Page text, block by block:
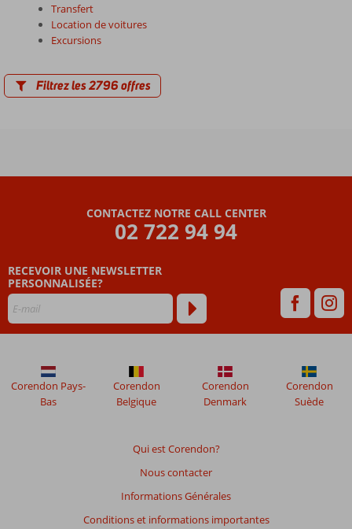
Transfert
Location de voitures
Excursions
Filtrez les 2796 offres
CONTACTEZ NOTRE CALL CENTER
02 722 94 94
RECEVOIR UNE NEWSLETTER
PERSONNALISÉE?
Qui est Corendon?
Nous contacter
Informations Générales
Conditions et informations importantes
Corendon Pays-
Bas
Corendon
Belgique
Corendon
Denmark
Corendon
Suède